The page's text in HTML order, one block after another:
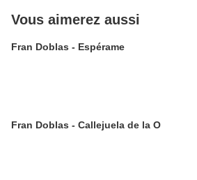
Vous aimerez aussi
Fran Doblas - Espérame
Fran Doblas - Callejuela de la O